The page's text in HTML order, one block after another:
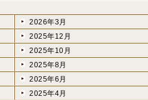
2026年3月
2025年12月
2025年10月
2025年8月
2025年6月
2025年4月